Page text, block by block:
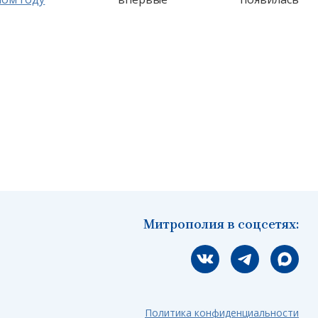
Митрополия в соцсетях:
Мы вконтакте
Мы в telegram
Мы в
Политика конфиденциальности